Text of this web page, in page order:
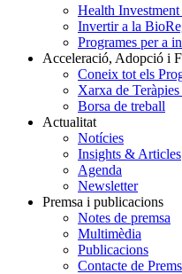
Health Investment
Invertir a la
Programes per a
Acceleració, Adopció i
Coneix tot els
Xarxa de
Borsa de treball
Actualitat
Notícies
Insights & Articles
Agenda
Newsletter
Premsa i publicacions
Notes de premsa
Multimèdia
Publicacions
Contacte de